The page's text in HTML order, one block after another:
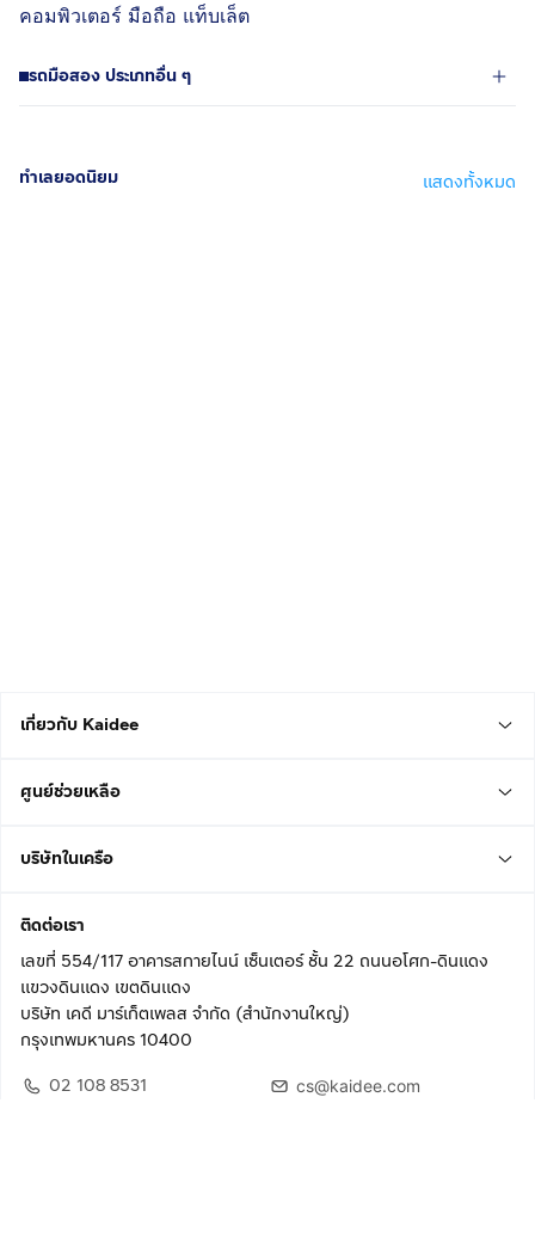
คอมพิวเตอร์ มือถือ แท็บเล็ต
รถมือสอง ประเภทอื่น ๆ
ทำเลยอดนิยม แสดงทั้งหมด
เกี่ยวกับ Kaidee
ศูนย์ช่วยเหลือ
บริษัทในเครือ
ติดต่อเรา
เลขที่ 554/117 อาคารสกายไนน์ เซ็นเตอร์ ชั้น 22 ถนนอโศก-ดินแดง
แขวงดินแดง เขตดินแดง
บริษัท เคดี มาร์เก็ตเพลส จำกัด (สำนักงานใหญ่)
กรุงเทพมหานคร 10400
02 108 8531
cs@kaidee.com